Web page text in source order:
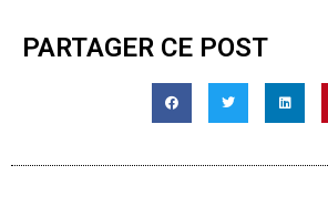
PARTAGER CE POST